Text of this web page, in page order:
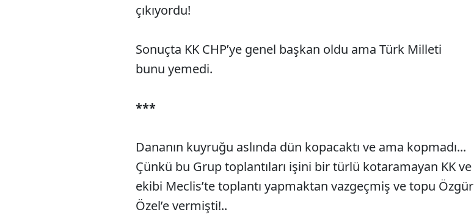
çıkıyordu!
Sonuçta KK CHP’ye genel başkan oldu ama Türk Milleti
bunu yemedi.
***
Dananın kuyruğu aslında dün kopacaktı ve ama kopmadı...
Çünkü bu Grup toplantıları işini bir türlü kotaramayan KK ve
ekibi Meclis’te toplantı yapmaktan vazgeçmiş ve topu Özgür
Özel’e vermişti!..